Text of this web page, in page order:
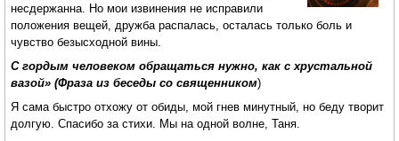
несдержанна. Но мои извинения не исправили
положения вещей, дружба распалась, осталась только боль и
чувство безысходной вины.
С гордым человеком обращаться нужно, как с хрустальной
вазой» (Фраза из беседы со священником)
Я сама быстро отхожу от обиды, мой гнев минутный, но беду творит
долгую. Спасибо за стихи. Мы на одной волне, Таня.